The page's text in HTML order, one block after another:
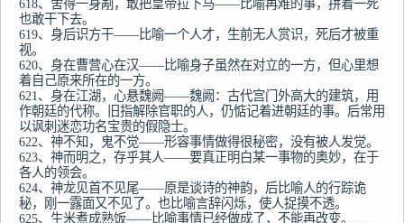
618、舍得一身剐，敢把皇帝拉下马——比喻再难的事，拼着一死
也敢干下去。
619、身后识方干——比喻一个人才，生前无人赏识，死后才被重
视。
620、身在曹营心在汉——比喻身子虽然在对立的一方，但心里想
着自己原来所在的一方。
621、身在江湖，心悬魏阙——魏阙：古代宫门外高大的建筑，用
作朝廷的代称。旧指解除官职的人，仍惦记着进朝廷的事。后常用
以讽刺迷恋功名宝贵的假隐士。
622、神不知，鬼不觉——形容事情做得很秘密，没有被人发觉。
623、神而明之，存乎其人——要真正明白某一事物的奥妙，在于
各人的领会。
624、神龙见首不见尾——原是谈诗的神韵，后比喻人的行踪诡
秘，刚一露面又不见了。也比喻言辞闪烁，使人捉摸不透。
625、生米煮成熟饭——比喻事情已经做成了，不能再改变。